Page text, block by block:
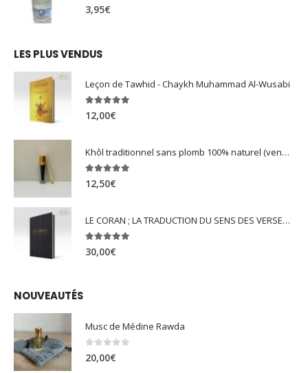
0 sur 5
3,95€
LES PLUS VENDUS
Leçon de Tawhid - Chaykh Muhammad Al-Wusabi
5.00sur 5
12,00€
Khôl traditionnel sans plomb 100% naturel (vendu avec son mirwed)
4.82sur 5
12,50€
LE CORAN ; LA TRADUCTION DU SENS DES VERSET - EDITION TAWBAH
5.00sur 5
30,00€
NOUVEAUTÉS
Musc de Médine Rawda
0 sur 5
20,00€